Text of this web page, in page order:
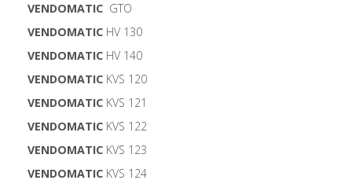
VENDOMATIC GTO
VENDOMATIC HV 130
VENDOMATIC HV 140
VENDOMATIC KVS 120
VENDOMATIC KVS 121
VENDOMATIC KVS 122
VENDOMATIC KVS 123
VENDOMATIC KVS 124